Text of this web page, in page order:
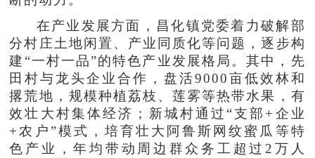
在产业发展方面，昌化镇党委着力破解部
分村庄土地闲置、产业同质化等问题，逐步构
建“一村一品”的特色产业发展格局。其中，先
田村与龙头企业合作，盘活9000亩低效林和
撂荒地，规模种植荔枝、莲雾等热带水果，有
效壮大村集体经济；新城村通过“支部+企业
+农户”模式，培育壮大阿鲁斯网纹蜜瓜等特
色产业，年均带动周边群众务工超过2万人